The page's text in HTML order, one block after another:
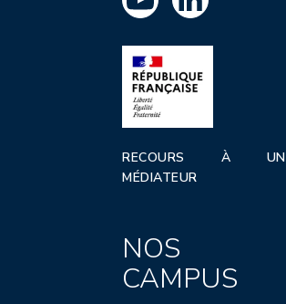
RECOURS À UN
MÉDIATEUR
NOS
CAMPUS